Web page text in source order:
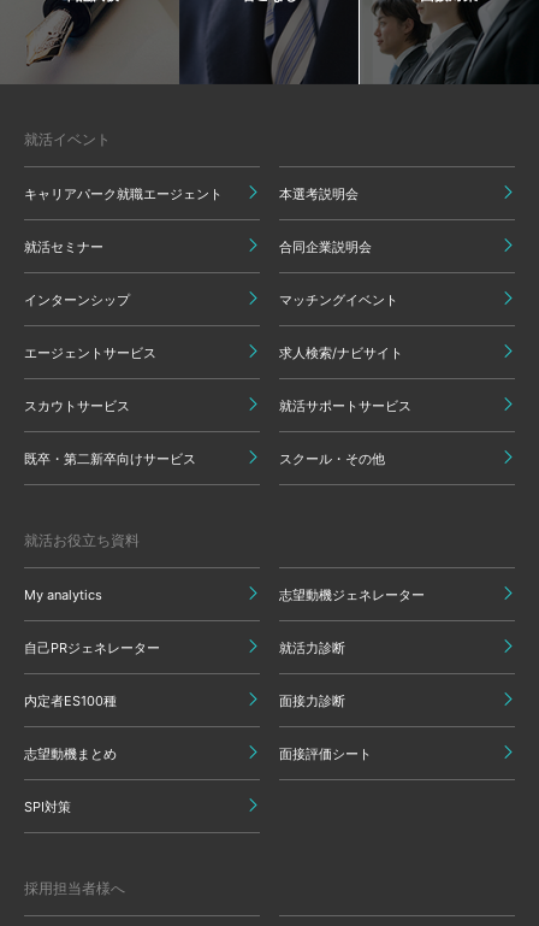
就活イベント
キャリアパーク就職エージェント 本選考説明会
就活セミナー 合同企業説明会
インターンシップ マッチングイベント
エージェントサービス 求人検索/ナビサイト
スカウトサービス 就活サポートサービス
既卒・第二新卒向けサービス スクール・その他
就活お役立ち資料
My analytics 志望動機ジェネレーター
自己PRジェネレーター 就活力診断
内定者ES100種 面接力診断
志望動機まとめ 面接評価シート
SPI対策
採用担当者様へ